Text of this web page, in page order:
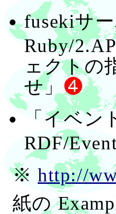
fusekiサ
Ruby/
ェクトの
せ」 ❹
「イベン
RDF/
※ http://
紙の